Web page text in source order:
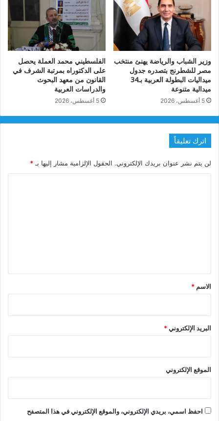
وزير الشباب والرياضة يهنئ منتخب
مصر للشطرنج بتصدره جدول
ميداليات البطولة العربية بـ34
ميدالية متنوعة
5 أغسطس، 2026
الفلسطيني محمد العملة يحصل
على الدكتوراه بمرتبة الشرف في
القانون من معهد البحوث
والدراسات العربية
5 أغسطس، 2026
اترك تعليقاً
لن يتم نشر عنوان بريدك الإلكتروني. الحقول الإلزامية مشار إليها بـ *
*
الاسم *
البريد الإلكتروني*
الموقع الإلكتروني
احفظ اسمي، بريدي الإلكتروني، والموقع الإلكتروني في هذا المتصفح